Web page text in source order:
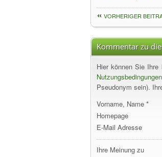
VORHERIGER
Kommentar zu
Hier können Sie
Nutzungsbedingungen
Pseudonym sein).
Vorname, Name *
Homepage
E-Mail Adresse
Ihre Meinung zu